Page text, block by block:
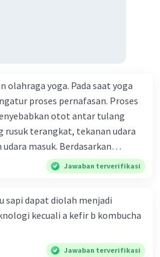
olahraga yoga. Pada saat yoga
proses pernafasan. Proses
otot antar tulang
rusuk terangkat, tekanan udara
masuk. Berdasarkan
disimpulkan bahwa Rendi
pernafasan....
Jawaban terverifikasi
sapi dapat diolah menjadi
a kefir b kombucha
Jawaban terverifikasi